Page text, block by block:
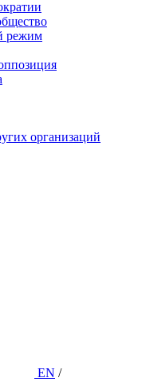
режим
организаций
EN /